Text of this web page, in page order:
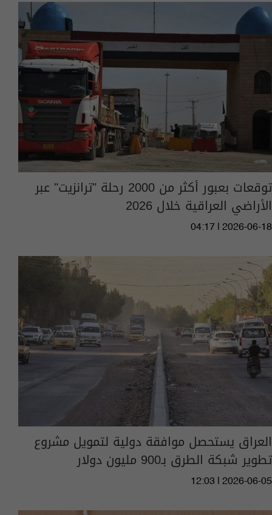
توقعات بعبور أكثر من 2000 رحلة "ترانزيت" عبر
الأراضي العراقية خلال 2026
04:17 | 2026-06-18
العراق يستحصل موافقة دولية لتمويل مشروع
تطوير شبكة الطرق بـ900 مليون دولار
12:03 | 2026-06-05